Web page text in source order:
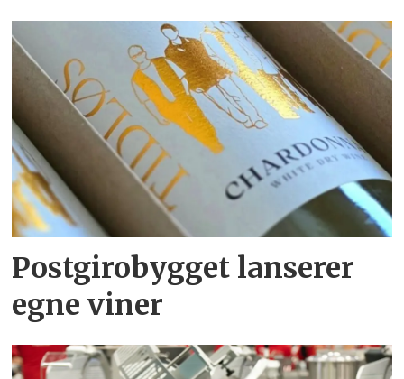
Postgirobygget lanserer
egne viner